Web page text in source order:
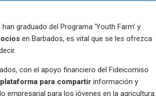
graduado del Programa ‘Youth Farm’ y
en Barbados, es vital que se les ofrezca
con el apoyo financiero del Fideicomiso
plataforma para compartir información y
empresarial para los jóvenes en la agricultura.